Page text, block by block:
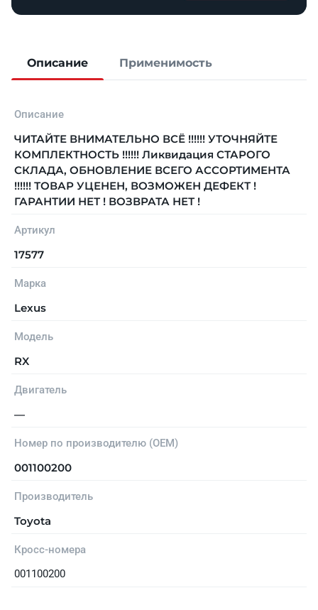
Описание Применимость
Описание
ЧИТАЙТЕ ВНИМАТЕЛЬНО ВСЁ !!!!!! УТОЧНЯЙТЕ
КОМПЛЕКТНОСТЬ !!!!!! Ликвидация СТАРОГО
СКЛАДА, ОБНОВЛЕНИЕ ВСЕГО АССОРТИМЕНТА
!!!!!! ТОВАР УЦЕНЕН, ВОЗМОЖЕН ДЕФЕКТ !
ГАРАНТИИ НЕТ ! ВОЗВРАТА НЕТ !
Артикул
17577
Марка
Lexus
Модель
RX
Двигатель
—
Номер по производителю (OEM)
001100200
Производитель
Toyota
Кросс-номера
001100200